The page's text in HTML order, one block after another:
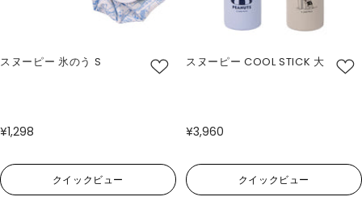
スヌーピー 氷のう S
¥1,298
クイックビュー
スヌーピー COOL STICK 大
¥3,960
クイックビュー